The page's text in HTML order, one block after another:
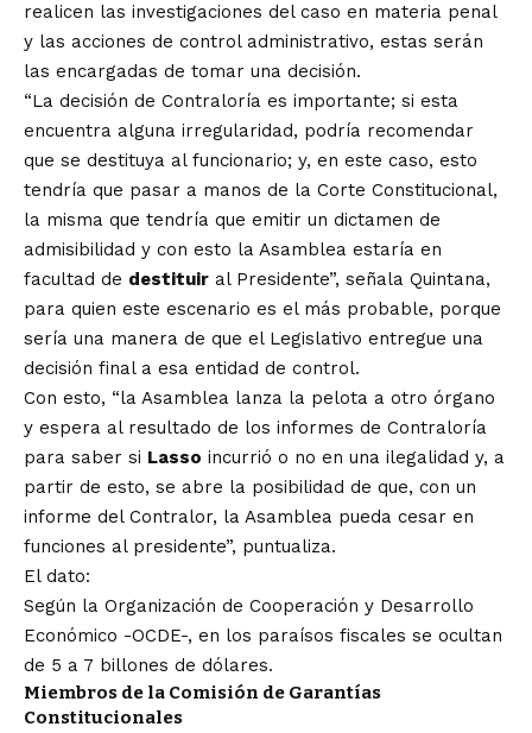
realicen las investigaciones del caso en materia penal
y las acciones de control administrativo, estas serán
las encargadas de tomar una decisión.
“La decisión de Contraloría es importante; si esta
encuentra alguna irregularidad, podría recomendar
que se destituya al funcionario; y, en este caso, esto
tendría que pasar a manos de la Corte Constitucional,
la misma que tendría que emitir un dictamen de
admisibilidad y con esto la Asamblea estaría en
facultad de destituir al Presidente”, señala Quintana,
para quien este escenario es el más probable, porque
sería una manera de que el Legislativo entregue una
decisión final a esa entidad de control.
Con esto, “la Asamblea lanza la pelota a otro órgano
y espera al resultado de los informes de Contraloría
para saber si Lasso incurrió o no en una ilegalidad y, a
partir de esto, se abre la posibilidad de que, con un
informe del Contralor, la Asamblea pueda cesar en
funciones al presidente”, puntualiza.
El dato:
Según la Organización de Cooperación y Desarrollo
Económico -OCDE-, en los paraísos fiscales se ocultan
de 5 a 7 billones de dólares.
Miembros de la Comisión de Garantías
Constitucionales